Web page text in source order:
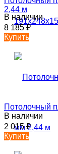
2,44 м
В наличии
8 185₽
Купить
Потолочный
В наличии
2 015₽
Купить